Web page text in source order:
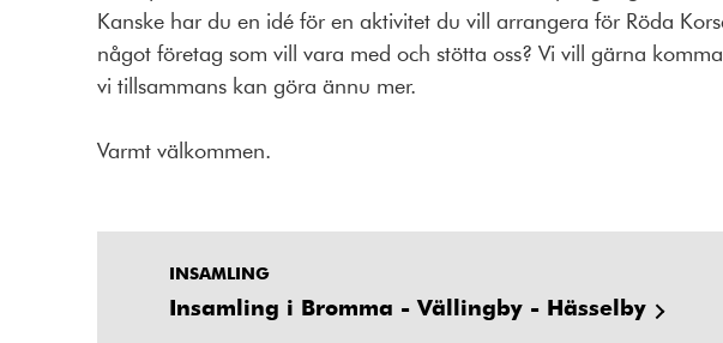
Kanske har du en idé för en aktivitet du vill arrangera för Röda
något företag som vill vara med och stötta oss? Vi vill gärna
vi tillsammans kan göra ännu mer.
Varmt välkommen.
INSAMLING
Insamling i Bromma - Vällingby - Hässelby